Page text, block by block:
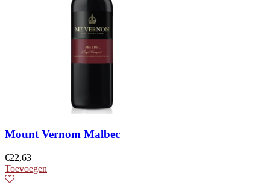
Mount Vernom Malbec
€22,63
Toevoegen